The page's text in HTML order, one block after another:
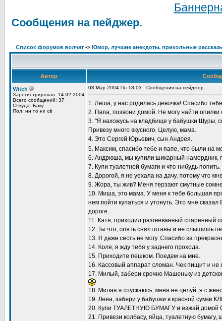
Сообщения на пейджер.
Список форумов волчат -> Юмор, лучшие анекдоты, прикольные
Автор
Witch
Зарегистрирован: 14.02.2004
Всего сообщений: 37
Откуда: Баку
Пол: ни то ни сё
08 Мар 2004 Пн 18:03 Сообщения на пейджер.
1. Леша, у нас родилась девочка! Спасибо
2. Папа, позвони домой. Не могу найти опилки
3. "Я нахожусь на кладбище у бабушки Шуры,
Привезу много вкусного. Целую, мама.
4. Это Сергей Юрьевич, сын Андрея.
5. Максим, спасибо тебе и папе, что были на
6. Андрюша, мы купили шикарный намордник,
7. Купи туалетной бумаги и что-нибудь попить.
8. Дорогой, я не уехала на дачу, потому что
9. Жора, ты жив? Меня терзают смутные
10. Миша, это мама. У меня к тебе большая
нем пойти купаться и утонуть. Это мне
дороге.
11. Катя, приходил разгневанный спаренный
12. Ты что, опять снял штаны и не слышишь
13. Я даже сесть не могу. Спасибо за
14. Коля, я жду тебя у заднего прохода.
15. Приходите пешком. Поедем на мне.
16. Кассовый аппарат сломан. Чек пищит и не
17. Милый, забери срочно Машеньку из
18. Милая я спускаюсь, меня не целуй, я с
19. Лена, забери у бабушки в красной
20. Купи ТУАЛЕТНУЮ БУМАГУ и езжай домой
21. Привези колбасу, яйца, туалетную бумагу,